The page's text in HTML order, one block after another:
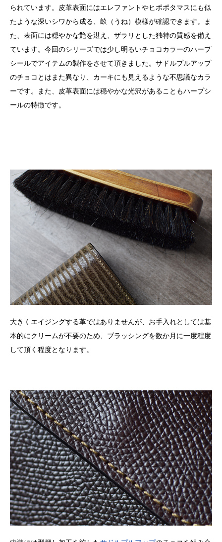
られています。皮革表面にはエレファントやヒポポタマスにも似
たような深いシワから成る、畝（うね）模様が確認できます。ま
た、表面には穏やかな艶を湛え、ザラリとした独特の質感を備え
ています。今回のシリーズでは少し明るいチョコカラーのハープ
シールでアイテムの製作をさせて頂きました。サドルプルアップ
のチョコとはまた異なり、カーキにも見えるような不思議なカラ
ーです。また、皮革表面には穏やかな光沢があることもハープシ
ールの特徴です。
大きくエイジングする革ではありませんが、お手入れとしては基
本的にクリームが不要のため、ブラッシングを数か月に一度程度
して頂く程度となります。